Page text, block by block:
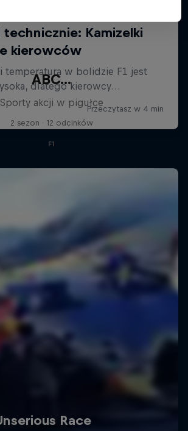
ABC...
Sporty akcji w pigułce
2 sezon · 12 odcinków
F1